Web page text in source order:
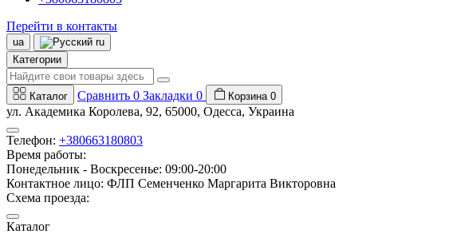
Перейти в контакты
ua
ru
Категории
Каталог Сравнить 0 Закладки 0 Корзина 0
ул. Академика Королева, 92, 65000, Одесса, Украина
Телефон: +380663180803
Время работы:
Понедельник - Воскресенье: 09:00-20:00
Контактное лицо: ФЛП Семенченко Маргарита Викторовна
Схема проезда:
Каталог